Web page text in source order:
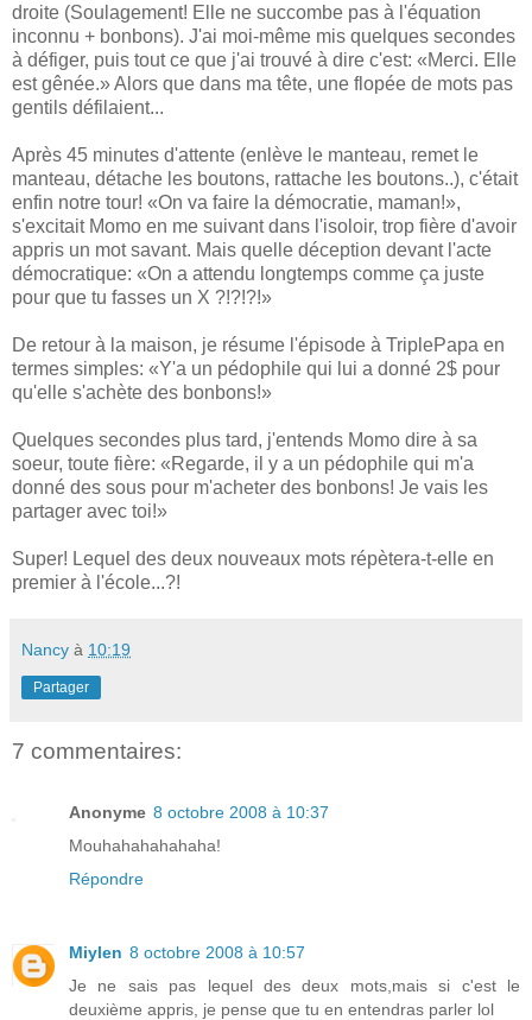
droite (Soulagement! Elle ne succombe pas à l'équation
inconnu + bonbons). J'ai moi-même mis quelques secondes
à défiger, puis tout ce que j'ai trouvé à dire c'est: «Merci. Elle
est gênée.» Alors que dans ma tête, une flopée de mots pas
gentils défilaient...
Après 45 minutes d'attente (enlève le manteau, remet le
manteau, détache les boutons, rattache les boutons..), c'était
enfin notre tour! «On va faire la démocratie, maman!»,
s'excitait Momo en me suivant dans l'isoloir, trop fière d'avoir
appris un mot savant. Mais quelle déception devant l'acte
démocratique: «On a attendu longtemps comme ça juste
pour que tu fasses un X ?!?!?!»
De retour à la maison, je résume l'épisode à TriplePapa en
termes simples: «Y'a un pédophile qui lui a donné 2$ pour
qu'elle s'achète des bonbons!»
Quelques secondes plus tard, j'entends Momo dire à sa
soeur, toute fière: «Regarde, il y a un pédophile qui m'a
donné des sous pour m'acheter des bonbons! Je vais les
partager avec toi!»
Super! Lequel des deux nouveaux mots répètera-t-elle en
premier à l'école...?!
Nancy à 10:19
Partager
7 commentaires:
Anonyme 8 octobre 2008 à 10:37
Mouhahahahahaha!
Répondre
Miylen 8 octobre 2008 à 10:57
Je ne sais pas lequel des deux mots,mais si c'est le
deuxième appris, je pense que tu en entendras parler lol